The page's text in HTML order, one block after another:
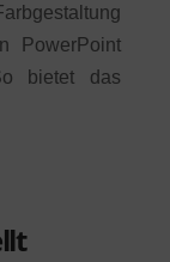
PowerPoint
bietet das